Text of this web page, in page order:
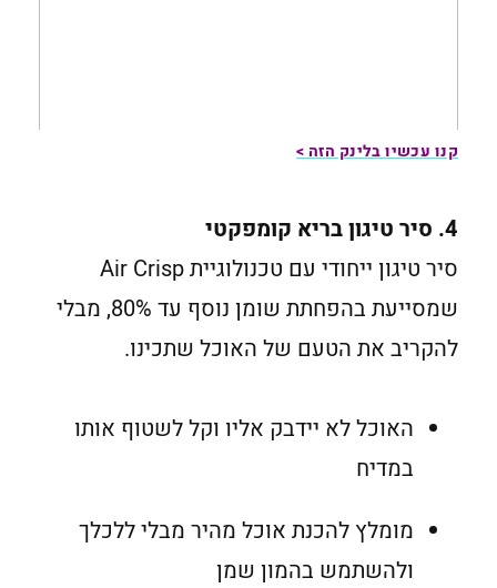
קנו עכשיו בלינק הזה >
4. סיר טיגון בריא קומפקטי
סיר טיגון ייחודי עם טכנולוגיית Air Crisp
שמסייעת בהפחתת שומן נוסף עד 80%, מבלי
להקריב את הטעם של האוכל שתכינו.
האוכל לא יידבק אליו וקל לשטוף אותו
במדיח
מומלץ להכנת אוכל מהיר מבלי ללכלך
ולהשתמש בהמון שמן